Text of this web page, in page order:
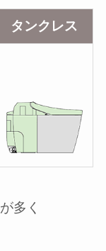
タンクレス
が多く